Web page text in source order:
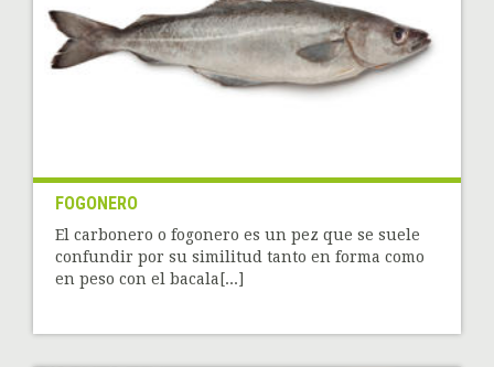
FOGONERO
El carbonero o fogonero es un pez que se suele
confundir por su similitud tanto en forma como
en peso con el bacala[...]